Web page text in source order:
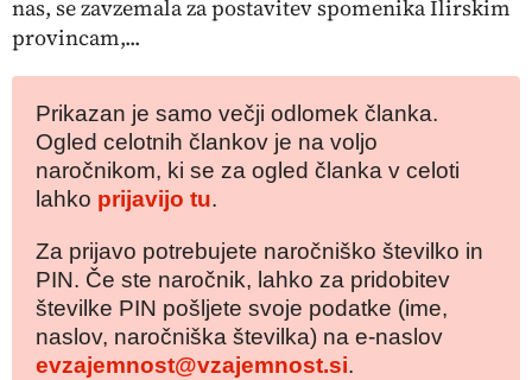
nas, se zavzemala za postavitev spomenika Ilirskim
provincam,...
Prikazan je samo večji odlomek članka.
Ogled celotnih člankov je na voljo
naročnikom, ki se za ogled članka v celoti
lahko prijavijo tu.
Za prijavo potrebujete naročniško številko in
PIN. Če ste naročnik, lahko za pridobitev
številke PIN pošljete svoje podatke (ime,
naslov, naročniška številka) na e-naslov
evzajemnost@vzajemnost.si.